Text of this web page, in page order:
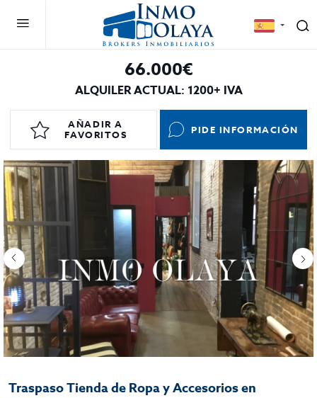
66.000€
ALQUILER ACTUAL: 1200+ IVA
AÑADIR A
FAVORITOS
PIDE INFORMACIÓN
Traspaso Tienda de Ropa y Accesorios en